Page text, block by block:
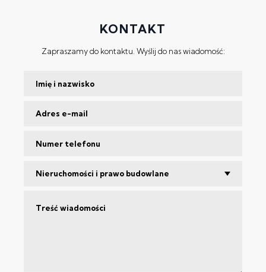
KONTAKT
Zapraszamy do kontaktu. Wyślij do nas wiadomość:
Nieruchomości i prawo budowlane